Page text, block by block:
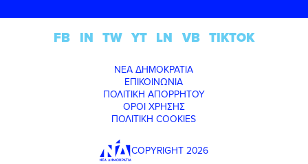
COPYRIGHT 2026
ΝΕΑ ΔΗΜΟΚΡΑΤΙΑ
ΕΠΙΚΟΙΝΩΝΙΑ
ΠΟΛΙΤΙΚΗ ΑΠΟΡΡΗΤΟΥ
ΟΡΟΙ ΧΡΗΣΗΣ
ΠΟΛΙΤΙΚΗ COOKIES
FB IN TW YT LN VB TIKTOK